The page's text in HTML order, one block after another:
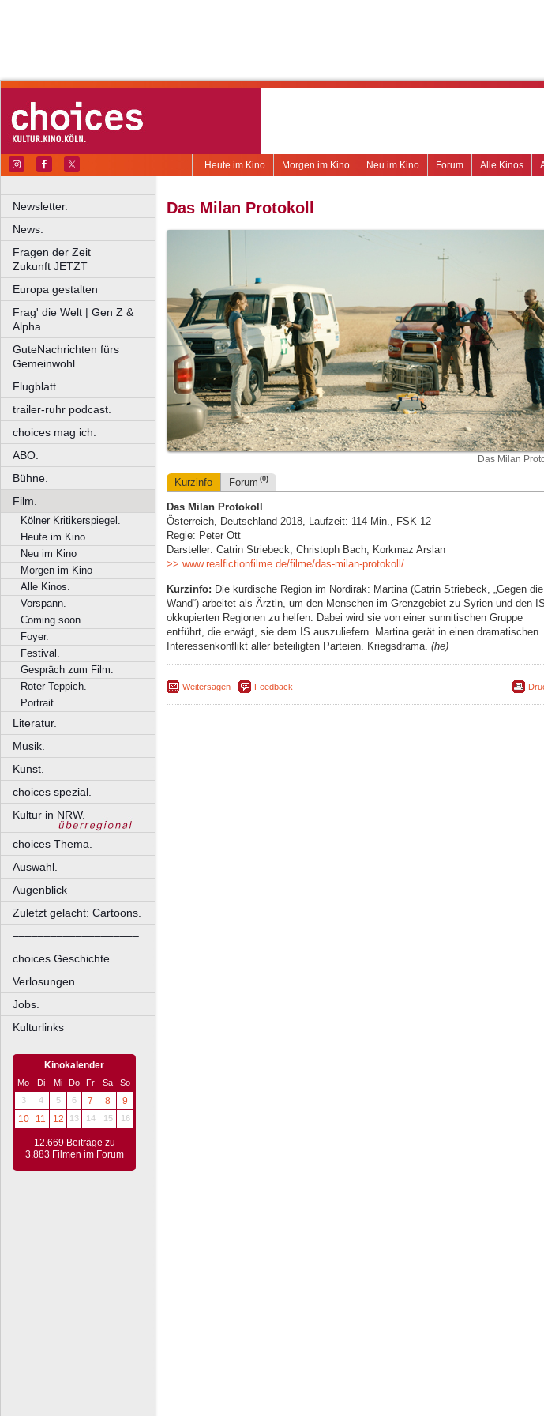
Alle Kinos
Forum
Neu im Kino
Morgen im Kino
Heute im Kino
Newsletter.
News.
Fragen der Zeit
Zukunft JETZT
Europa gestalten
Frag' die Welt | Gen Z &
Alpha
GuteNachrichten fürs
Gemeinwohl
Flugblatt.
trailer-ruhr podcast.
choices mag ich.
ABO.
Bühne.
Film.
Kölner Kritikerspiegel.
Heute im Kino
Neu im Kino
Morgen im Kino
Alle Kinos.
Vorspann.
Coming soon.
Foyer.
Festival.
Gespräch zum Film.
Roter Teppich.
Portrait.
Literatur.
Musik.
Kunst.
choices spezial.
Kultur in NRW.
choices Thema.
Auswahl.
Augenblick
Zuletzt gelacht: Cartoons.
––––––––––––––––––––
choices Geschichte.
Verlosungen.
Jobs.
Kulturlinks
Kinokalender
Mo Di Mi Do Fr Sa
So
3
4 5 6 7 8
9
10
11 12 13 14 15 16
12.669 Beiträge zu
3.883 Filmen im Forum
Das Milan Protokoll
Das Milan
Kurzinfo Forum (0)
Das Milan Protokoll
Österreich, Deutschland 2018, Laufzeit: 114 Min., FSK 12
Regie: Peter Ott
Darsteller: Catrin Striebeck, Christoph Bach, Korkmaz Arslan
>> www.realfictionfilme.de/filme/das-milan-protokoll/
Kurzinfo: Die kurdische Region im Nordirak: Martina (Catrin Striebeck, „Gegen die
Wand“) arbeitet als Ärztin, um den Menschen im Grenzgebiet zu Syrien und den
okkupierten Regionen zu helfen. Dabei wird sie von einer sunnitischen Gruppe
entführt, die erwägt, sie dem IS auszuliefern. Martina gerät in einen dramatischen
Interessenkonflikt aller beteiligten Parteien. Kriegsdrama. (he)
Weitersagen Feedback